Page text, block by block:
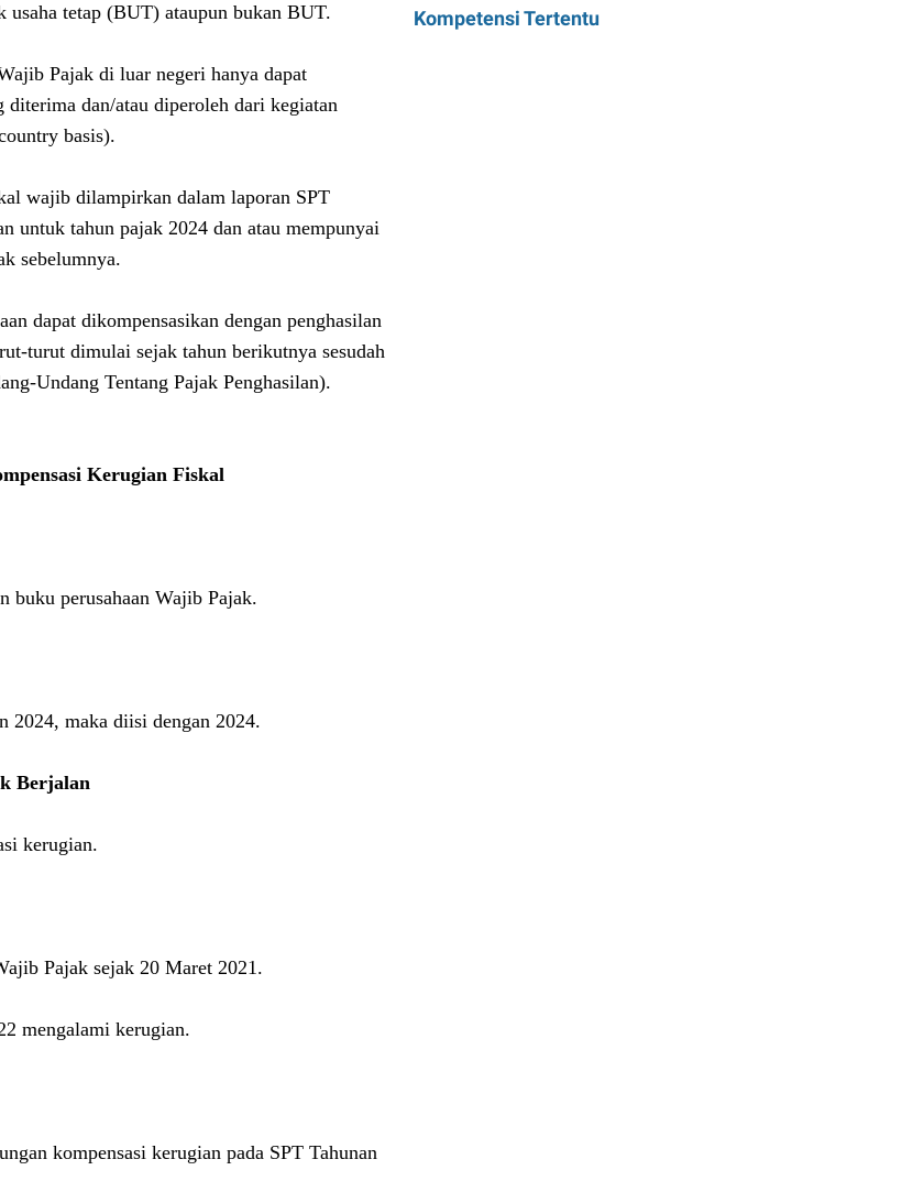
tetap (BUT) ataupun bukan BUT.
Pajak di luar negeri hanya dapat
dan/atau diperoleh dari kegiatan
basis).
wajib dilampirkan dalam laporan SPT
untuk tahun pajak 2024 dan atau mempunyai
sebelumnya.
dapat dikompensasikan dengan penghasilan
turut dimulai sejak tahun berikutnya sesudah
Undang Tentang Pajak Penghasilan).
Kerugian Fiskal
buku perusahaan Wajib Pajak.
2024, maka diisi dengan 2024.
Berjalan
kerugian.
Pajak sejak 20 Maret 2021.
mengalami kerugian.
kompensasi kerugian pada SPT Tahunan
Kompetensi Tertentu